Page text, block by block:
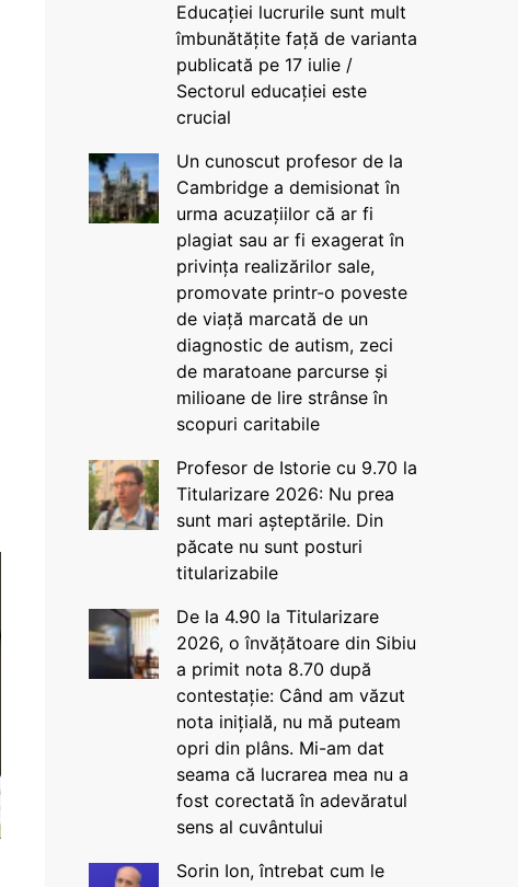
Educației lucrurile sunt mult
îmbunătățite față de varianta
publicată pe 17 iulie /
Sectorul educației este
crucial
Un cunoscut profesor de la
Cambridge a demisionat în
urma acuzațiilor că ar fi
plagiat sau ar fi exagerat în
privința realizărilor sale,
promovate printr-o poveste
de viață marcată de un
diagnostic de autism, zeci
de maratoane parcurse și
milioane de lire strânse în
scopuri caritabile
Profesor de Istorie cu 9.70 la
Titularizare 2026: Nu prea
sunt mari așteptările. Din
păcate nu sunt posturi
titularizabile
De la 4.90 la Titularizare
2026, o învățătoare din Sibiu
a primit nota 8.70 după
contestație: Când am văzut
nota inițială, nu mă puteam
opri din plâns. Mi-am dat
seama că lucrarea mea nu a
fost corectată în adevăratul
sens al cuvântului
Sorin Ion, întrebat cum le